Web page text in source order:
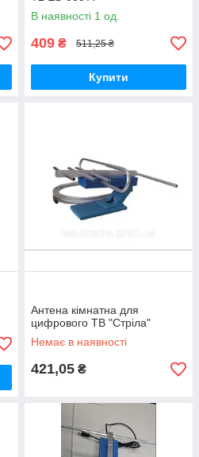
В наявності 1 од.
409 ₴ 511,25 ₴
Купити
Антена кімнатна для
цифрового ТВ "Стріла"
Немає в наявності
421,05 ₴